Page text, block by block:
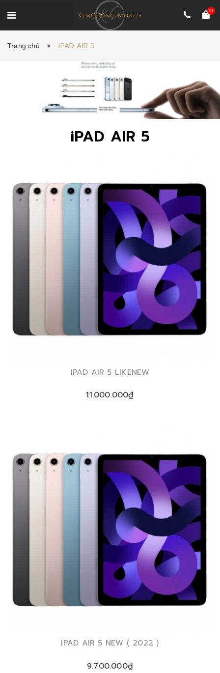
0
Trang chủ iPAD AIR 5
iPAD AIR 5
IPAD AIR 5 LIKENEW
11.000.000₫
IPAD AIR 5 NEW ( 2022 )
9.700.000₫